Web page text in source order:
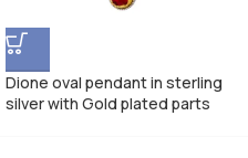
Dione oval pendant in sterling
silver with Gold plated parts